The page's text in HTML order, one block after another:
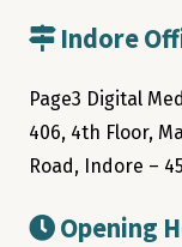
Indore
Page3 Digital
406, 4th Floor,
Road, Indore –
Opening